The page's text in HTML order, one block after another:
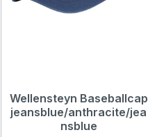
Wellensteyn Baseballcap
jeansblue/anthracite/jea
nsblue